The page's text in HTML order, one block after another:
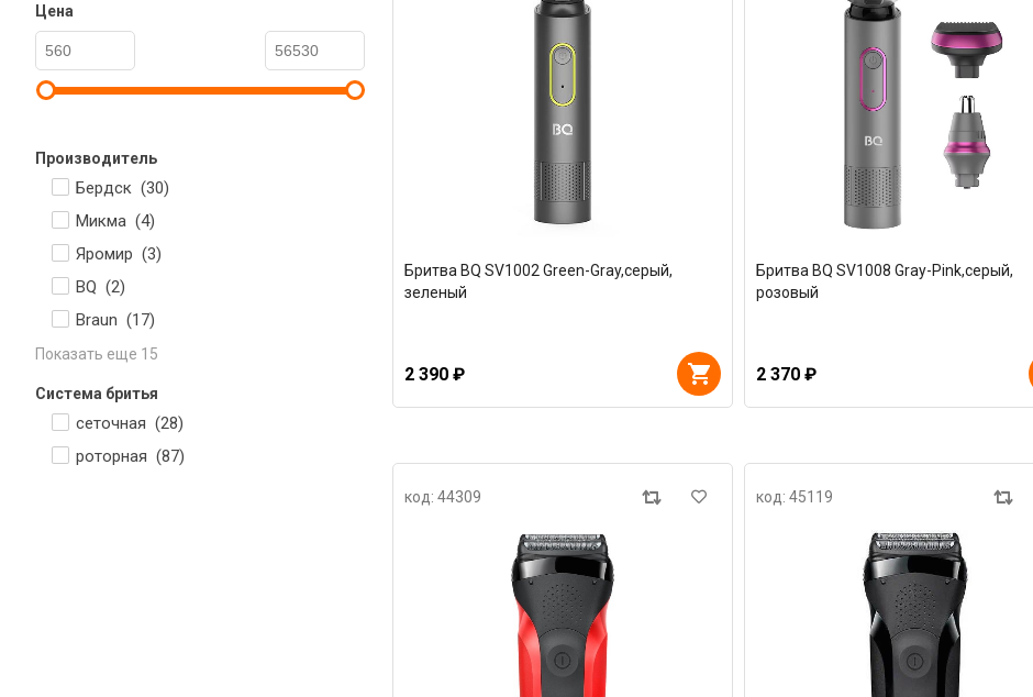
Цена
Производитель
Бердск (30)
Микма (4)
Яромир (3)
BQ (2)
Braun (17)
Показать еще 15
Система бритья
сеточная (28)
роторная (87)
Бритва BQ SV1002 Green-Gray,серый,
зеленый
2 390 ₽
Бритва BQ SV1008 Gray-Pink,серый,
розовый
2 370 ₽
код: 44309 код: 45119